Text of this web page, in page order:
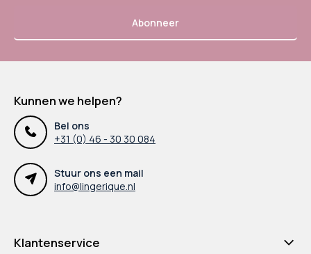
Abonneer
Kunnen we helpen?
Bel ons
+31 (0) 46 - 30 30 084
Stuur ons een mail
info@lingerique.nl
Klantenservice